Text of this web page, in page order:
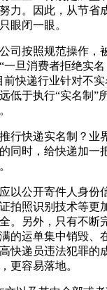
力。因此，从节省
眼闭一眼。
司按照规范操作，
一旦消费者拒绝实
前快递行业针对不
低于执行“实名制”
行快递实名制？业
同时，给快递加一
以公开寄件人身份
拍照识别技术等更
。另外，只有不断
的运单集中销毁、
快递员违法犯罪的
更容易落地。